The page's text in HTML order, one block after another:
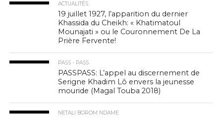
ACTUALITÉS
19 juillet 1927, l’apparition du dernier
Khassida du Cheikh: « Khatimatoul
Mounajati » ou le Couronnement De La
Prière Fervente!
PASS - PASS
PASSPASS: L’appel au discernement de
Serigne Khadim Lô envers la jeunesse
mouride (Magal Touba 2018)
NETALI BOROM NDAME